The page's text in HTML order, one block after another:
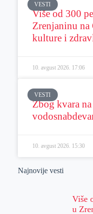
VESTI
Više od 300
Zrenjaninu
kulture i
10. avgust 2026. 17:06
VESTI
Zbog kvara
10. avgust 2026. 15:30
Najnovije vesti
Više
u